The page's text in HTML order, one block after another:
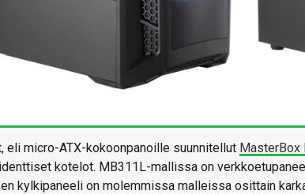
eli micro-ATX-kokoonpanoille suunnitellut MasterBox
kotelot. MB311L-mallissa on
kylkipaneeli on molemmissa malleissa osittain